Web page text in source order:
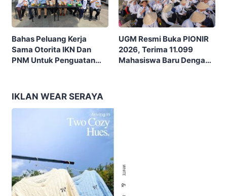
Bahas Peluang Kerja
Sama Otorita IKN Dan
PNM Untuk Penguatan
UGM Resmi Buka PIONIR
2026, Terima 11.099
Mahasiswa Baru Dengan
IKLAN WEAR SERAYA